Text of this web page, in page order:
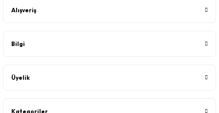
Alışveriş
Bilgi
Üyelik
Kategoriler